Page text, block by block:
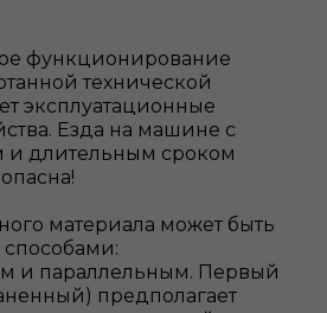
функционирование
технической
эксплуатационные
Езда на машине с
и длительным сроком
материала может быть
и параллельным. Первый
предполагает